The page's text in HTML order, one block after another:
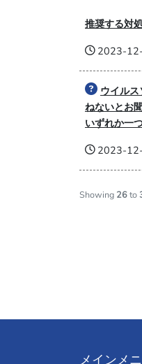
推奨する対
2023-
ウイル
ねないとお
いずれか一
2023-
Showing 26to
メインメ